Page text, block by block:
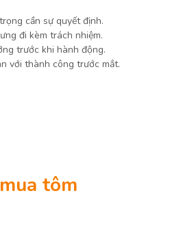
cần sự quyết định.
đi kèm trách nhiệm.
trước khi hành động.
với thành công trước mắt.
tôm